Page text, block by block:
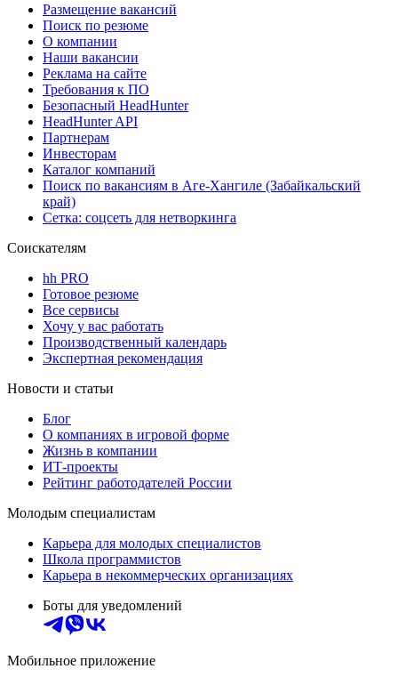
Размещение вакансий
Поиск по резюме
О компании
Наши вакансии
Реклама на сайте
Требования к ПО
Безопасный HeadHunter
HeadHunter API
Партнерам
Инвесторам
Каталог компаний
Поиск по вакансиям в Аге-Хангиле (Забайкальский
край)
Сетка: соцсеть для нетворкинга
Соискателям
hh PRO
Готовое резюме
Все сервисы
Хочу у вас работать
Производственный календарь
Экспертная рекомендация
Новости и статьи
Блог
О компаниях в игровой форме
Жизнь в компании
ИТ-проекты
Рейтинг работодателей России
Молодым специалистам
Карьера для молодых специалистов
Школа программистов
Карьера в некоммерческих организациях
Боты для уведомлений
Мобильное приложение